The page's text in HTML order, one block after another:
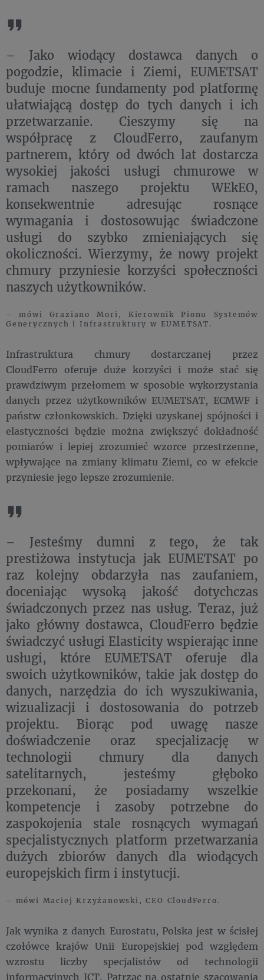
– Jako wiodący dostawca danych o
pogodzie, klimacie i Ziemi, EUMETSAT
buduje mocne fundamenty pod platformę
ułatwiającą dostęp do tych danych i ich
przetwarzanie. Cieszymy się na
współpracę z CloudFerro, zaufanym
partnerem, który od dwóch lat dostarcza
wysokiej jakości usługi chmurowe w
ramach naszego projektu WEkEO,
konsekwentnie adresując rosnące
wymagania i dostosowując świadczone
usługi do szybko zmieniających się
okoliczności. Wierzymy, że nowy projekt
chmury przyniesie korzyści społeczności
naszych użytkowników.
– mówi Graziano Mori, Kierownik Pionu Systemów
Generycznych i Infrastruktury w EUMETSAT.
Infrastruktura chmury dostarczanej przez
CloudFerro oferuje duże korzyści i może stać się
prawdziwym przełomem w sposobie wykorzystania
danych przez użytkowników EUMETSAT, ECMWF i
państw członkowskich. Dzięki uzyskanej spójności i
elastyczności będzie można zwiększyć dokładność
pomiarów i lepiej zrozumieć wzorce przestrzenne,
wpływające na zmiany klimatu Ziemi, co w efekcie
przyniesie jego lepsze zrozumienie.
– Jesteśmy dumni z tego, że tak
prestiżowa instytucja jak EUMETSAT po
raz kolejny obdarzyła nas zaufaniem,
doceniając wysoką jakość dotychczas
świadczonych przez nas usług. Teraz, już
jako główny dostawca, CloudFerro będzie
świadczyć usługi Elasticity wspierając inne
usługi, które EUMETSAT oferuje dla
swoich użytkowników, takie jak dostęp do
danych, narzędzia do ich wyszukiwania,
wizualizacji i dostosowania do potrzeb
projektu. Biorąc pod uwagę nasze
doświadczenie oraz specjalizację w
technologii chmury dla danych
satelitarnych, jesteśmy głęboko
przekonani, że posiadamy wszelkie
kompetencje i zasoby potrzebne do
zaspokojenia stale rosnących wymagań
specjalistycznych platform przetwarzania
dużych zbiorów danych dla wiodących
europejskich firm i instytucji.
– mówi Maciej Krzyżanowski, CEO CloudFerro.
Jak wynika z danych Eurostatu, Polska jest w ścisłej
czołówce krajów Unii Europejskiej pod względem
wzrostu liczby specjalistów od technologii
informacyjnych ICT. Patrząc na ostatnie szacowania